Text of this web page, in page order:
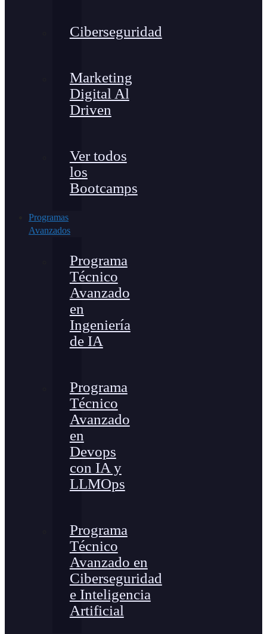
Ciberseguridad
Marketing
Digital Al
Driven
Ver todos
los
Bootcamps
Programas
Avanzados
Programa
Técnico
Avanzado
en
Ingeniería
de IA
Programa
Técnico
Avanzado
en
Devops
con IA y
LLMOps
Programa
Técnico
Avanzado en
Ciberseguridad
e Inteligencia
Artificial